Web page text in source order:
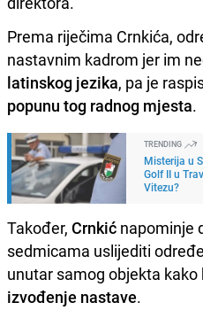
Prema riječima Crnkića,
nastavnim kadrom jer im
latinskog jezika, pa je
popunu tog radnog mjesta.
TRENDING
Misterija u
Golf II u
Vitezu?
Također, Crnkić napominje
sedmicama uslijediti
unutar samog objekta
izvođenje nastave.